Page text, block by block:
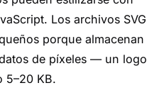
Los archivos SVG
porque almacenan
de píxeles — un logo
5–20 KB.